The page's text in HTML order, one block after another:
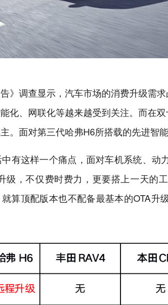
》调查显示，汽车市场的消费升级需
化、网联化等越来越受到关注。而在
。面对第三代哈弗H6所搭载的先进智
有这样一个痛点，面对车机系统、动
级，不仅费时费力，更要搭上一天的
算顶配版本也不配备最基本的OTA升